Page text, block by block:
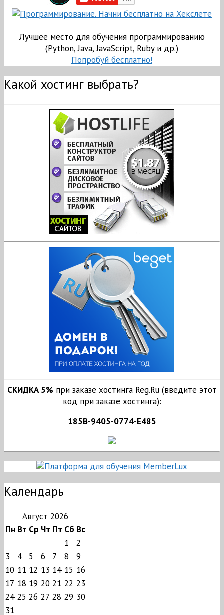
Лучшее место для обучения программированию
(Python, Java, JavaScript, Ruby и др.)
Попробуй бесплатно!
Какой хостинг выбрать?
СКИДКА 5% при заказе хостинга Reg.Ru (введите этот
код при заказе хостинга):
185B-9405-0774-E485
Календарь
Август 2026
Пн Вт Ср Чт Пт Сб Вс
1
2
3
4 5 6 7 8
9
10 11 12 13 14 15 16
17 18 19 20 21 22 23
24 25 26 27 28 29 30
31